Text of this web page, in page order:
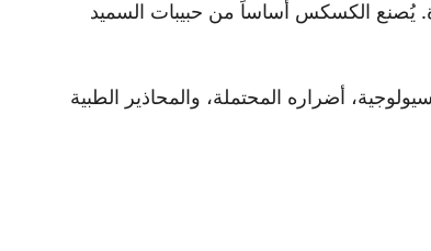
يُصنع الكسكس أساساً من حبيبات السميد
أضراره المحتملة، والمحاذير الطبية